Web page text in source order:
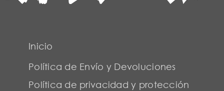
Inicio
Política de Envío y Devoluciones
Política de privacidad y protección